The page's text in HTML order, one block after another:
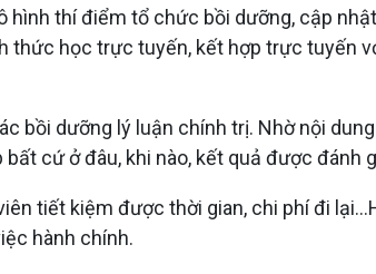
hình thí điểm tổ chức bồi dưỡng, cập
học trực tuyến, kết hợp trực tuyến
bồi dưỡng lý luận chính trị. Nhờ nội
cứ ở đâu, khi nào, kết quả được đánh
tiết kiệm được thời gian, chi phí đi
hành chính.